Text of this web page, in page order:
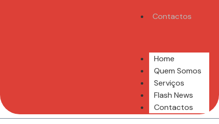
Contactos
Home
Quem Somos
Serviços
Flash News
Contactos